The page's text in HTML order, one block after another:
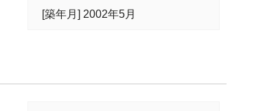
[築年月] 2002年5月